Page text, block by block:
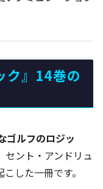
ク』14巻の
ゴルフのロジッ
セント・アンドリュ
した一冊です。